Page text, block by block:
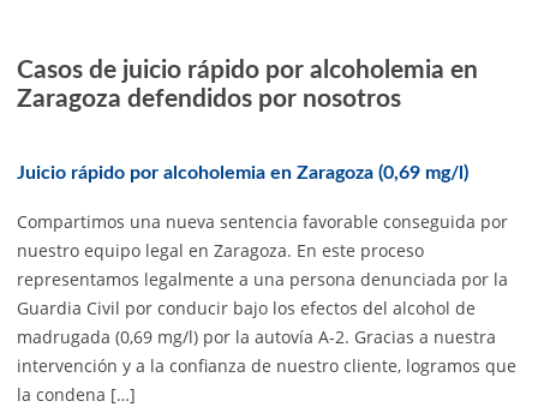
Casos de juicio rápido por alcoholemia en
Zaragoza defendidos por nosotros
Juicio rápido por alcoholemia en Zaragoza (0,69 mg/l)
Compartimos una nueva sentencia favorable conseguida por
nuestro equipo legal en Zaragoza. En este proceso
representamos legalmente a una persona denunciada por la
Guardia Civil por conducir bajo los efectos del alcohol de
madrugada (0,69 mg/l) por la autovía A-2. Gracias a nuestra
intervención y a la confianza de nuestro cliente, logramos que
la condena […]